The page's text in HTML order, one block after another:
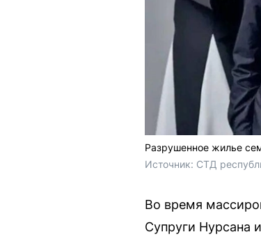
Разрушенное жилье
Источник: СТД
Во время
Супруги Нурсана